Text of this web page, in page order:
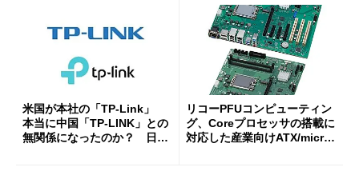
米国が本社の「TP-Link」
本当に中国「TP-LINK」との
無関係になったのか？ 日本
リコーPFUコンピューティン
グ、Coreプロセッサの搭載に
対応した産業向けATX/micro